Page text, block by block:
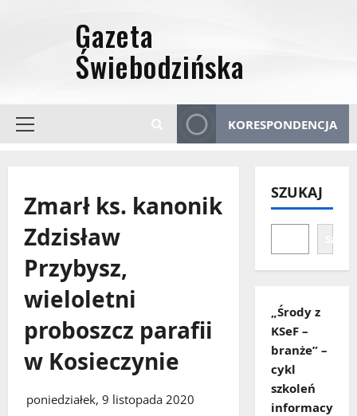
Menu
KORESPONDENCJA
Zmarł ks. kanonik
Zdzisław
Przybysz,
wieloletni
proboszcz parafii
w Kosieczynie
poniedziałek, 9 listopada 2020
SZUKAJ
„Środy z
KSeF –
branże” –
cykl
szkoleń
informacy